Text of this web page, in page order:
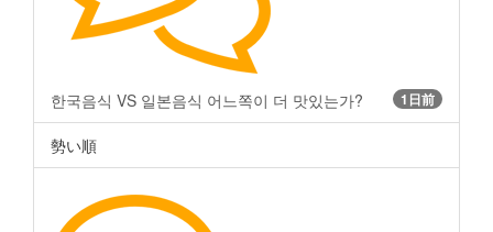
한국음식 VS 일본음식 어느쪽이 더 맛있는가? 1日前
勢い順